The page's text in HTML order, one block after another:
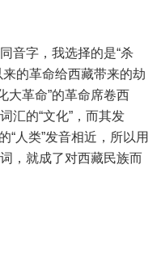
音字，我选择的是“杀
的革命给西藏带来的劫
大革命”的革命席卷西
汇的“文化”，而其发
“人类”发音相近，所以用
，就成了对西藏民族而